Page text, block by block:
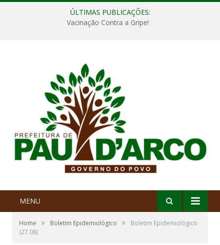
ÚLTIMAS PUBLICAÇÕES:
Vacinação Contra a Gripe!
MENU
Home » Boletim Epidemiológico »
Boletim Epidemiológico
(27.08)